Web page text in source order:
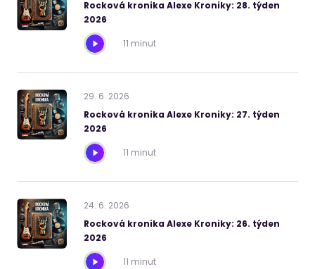
Rocková kronika Alexe Kroniky: 28. týden
2026
11 minut
29. 6. 2026
Rocková kronika Alexe Kroniky: 27. týden
2026
11 minut
24. 6. 2026
Rocková kronika Alexe Kroniky: 26. týden
2026
11 minut